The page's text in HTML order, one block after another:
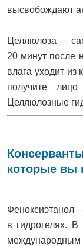
высвобождают
Целлюлоза —
20 минут после
влага уходит
получите
Целлюлозные
которые вы
Феноксиэтанол
в гидрогелях.